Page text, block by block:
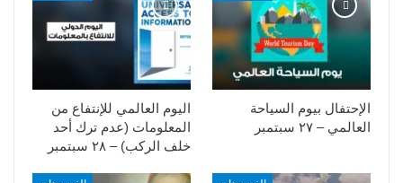
اليوم العالمي للإنتفاع من
المعلومات (عدم ترك أحد
خلف الركب) – ٢٨ سبتمبر
الإحتفال بيوم السياحة
العالمي – ٢٧ سبتمبر